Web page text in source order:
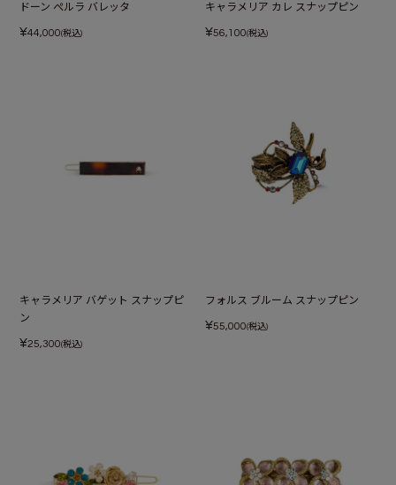
ドーン ぺルラ バレッタ
¥44,000(税込)
キャラメリア カレ スナップピン
¥56,100(税込)
キャラメリア バゲット スナップピ
ン
¥25,300(税込)
フォルス ブルーム スナップピン
¥55,000(税込)